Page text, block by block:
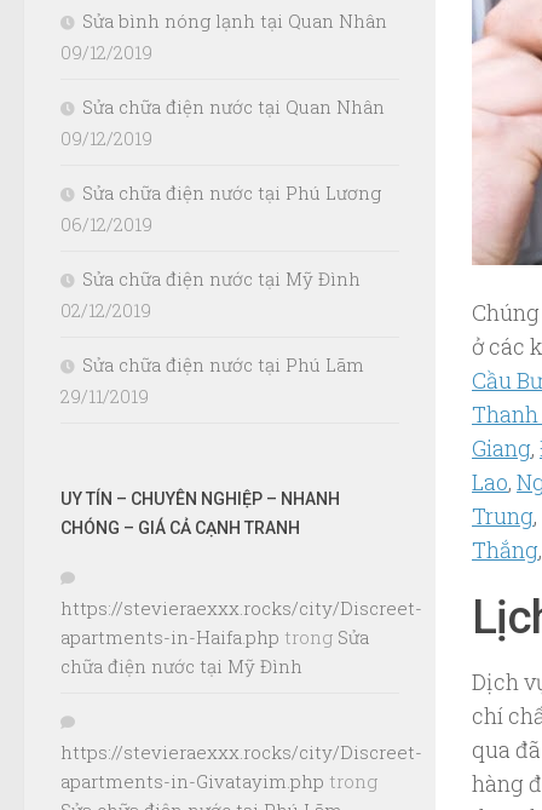
ở các
Cầu
Thanh
Giang,
Lao,
Trung,
Thắng
Dịch
chí
qua
hàng
Sửa bình nóng lạnh tại Quan Nhân
09/12/2019
Sửa chữa điện nước tại Quan Nhân
09/12/2019
Sửa chữa điện nước tại Phú Lương
06/12/2019
Sửa chữa điện nước tại Mỹ Đình
02/12/2019
Sửa chữa điện nước tại Phú Lãm
29/11/2019
UY TÍN – CHUYÊN NGHIỆP – NHANH
CHÓNG – GIÁ CẢ CẠNH TRANH
https://stevieraexxx.rocks/city/Discreet-
apartments-in-Haifa.php trong Sửa
chữa điện nước tại Mỹ Đình
https://stevieraexxx.rocks/city/Discreet-
apartments-in-Givatayim.php trong